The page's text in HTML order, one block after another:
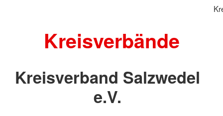
Kreisverbände
Kreisverband Salzwedel
e.V.